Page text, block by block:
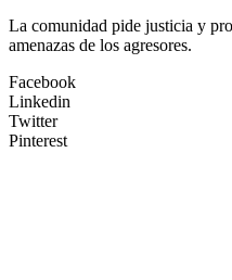
La comunidad pide justicia y
amenazas de los agresores.
Facebook
Linkedin
Twitter
Pinterest